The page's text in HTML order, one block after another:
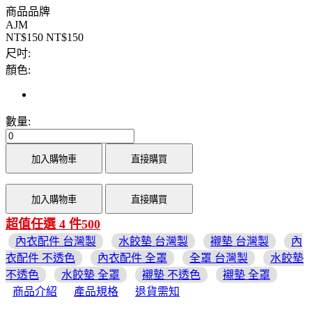
商品品牌
AJM
NT$150 NT$150
尺吋:
顏色:
數量:
加入購物車 直接購買
加入購物車 直接購買
超值任選 4 件500
內衣配件 台灣製 水餃墊 台灣製 襯墊 台灣製
內
衣配件 不透色
內衣配件 全罩 全罩 台灣製
水餃墊
不透色
水餃墊 全罩 襯墊 不透色
襯墊 全罩
商品介紹
產品規格 退貨需知